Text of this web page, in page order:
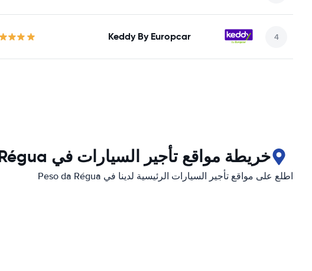
Keddy By Europcar
خريطة مواقع تأجير السيارات في Peso da Régua
اطلع على مواقع تأجير السيارات الرئيسية لدينا في Peso da Régua